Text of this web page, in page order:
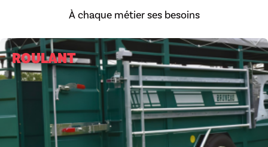
À chaque métier ses besoins
ROULANT